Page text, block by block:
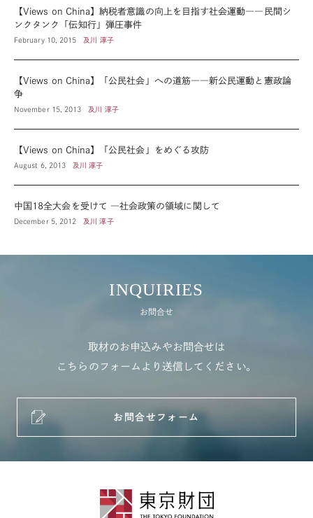
【Views on China】納税者意識の向上を目指す社会運動――民間シ
ンクタンク「伝知行」弾圧事件
February 10, 2015 及川 淳子
【Views on China】「公民社会」への道筋――新公民運動と憲政論
争
November 15, 2013 及川 淳子
【Views on China】「公民社会」をめぐる攻防
August 6, 2013 及川 淳子
中国18全大会を受けて ―社会政策の領域に関して
December 5, 2012 及川 淳子
INQUIRIES
お問合せ
取材のお申込みやお問合せは
こちらのフォームより送信してください。
お問合せフォーム